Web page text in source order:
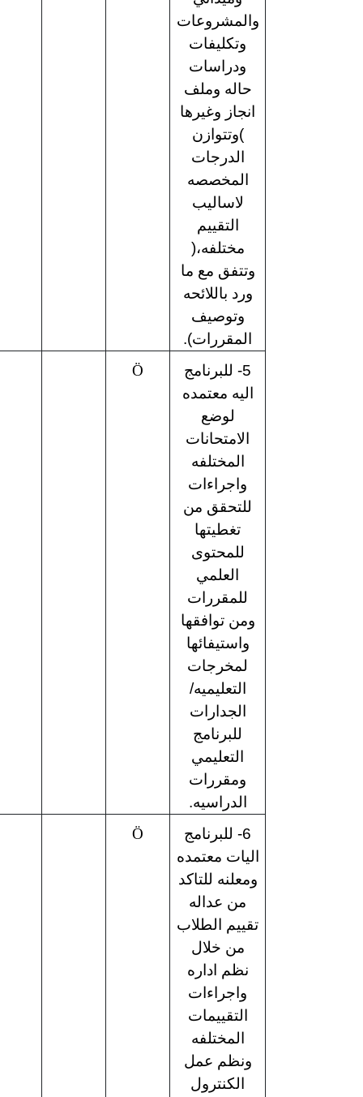
والمشروعات
وتكليفات
ودراسات
حاله وملف
انجاز وغيرها
)وتتوازن
الدرجات
المخصصه
لاساليب
التقييم
مختلفه،(
وتتفق مع ما
ورد باللائحه
وتوصيف
المقررات).
5- للبرنامج
اليه معتمده
لوضع
الامتحانات
المختلفه
واجراءات
للتحقق من
تغطيتها
للمحتوى
العلمي
للمقررات
ومن توافقها
واستيفائها
لمخرجات
التعليميه/
الجدارات
للبرنامج
التعليمي
ومقررات
الدراسيه.
6- للبرنامج
اليات معتمده
ومعلنه للتاكد
من عداله
تقييم الطلاب
من خلال
نظم اداره
واجراءات
التقييمات
المختلفه
ونظم عمل
الكنترول